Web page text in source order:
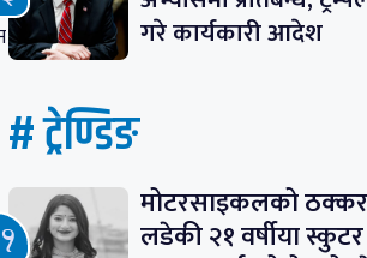
गरे कार्यकारी आदेश
# ट्रेण्डिङ
मोटरसाइकलको
लडेकी २१ वर्षीया स्कुटर